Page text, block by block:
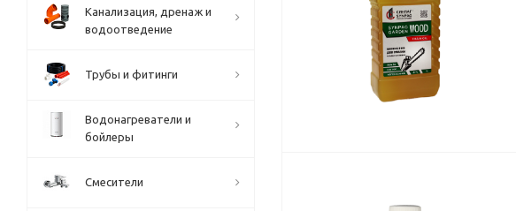
Канализация, дренаж и
водоотведение
Трубы и фитинги
Водонагреватели и
бойлеры
Смесители